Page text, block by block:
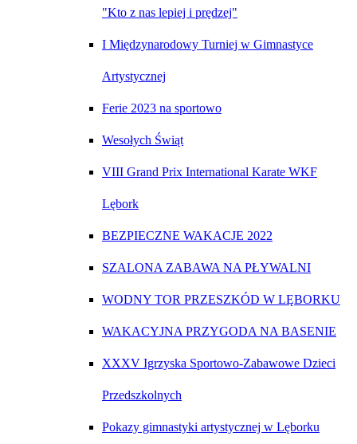
"Kto z nas lepiej i prędzej"
I Międzynarodowy Turniej w Gimnastyce
Artystycznej
Ferie 2023 na sportowo
Wesołych Świąt
VIII Grand Prix International Karate WKF
Lębork
BEZPIECZNE WAKACJE 2022
SZALONA ZABAWA NA PŁYWALNI
WODNY TOR PRZESZKÓD W LĘBORKU
WAKACYJNA PRZYGODA NA BASENIE
XXXV Igrzyska Sportowo-Zabawowe Dzieci
Przedszkolnych
Pokazy gimnastyki artystycznej w Lęborku